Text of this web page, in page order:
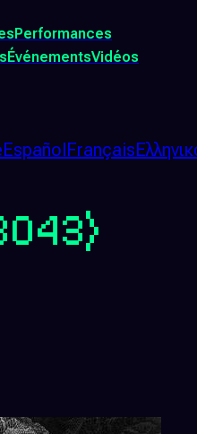
Performances
ÉvénementsVidéos
EspañolFrançais